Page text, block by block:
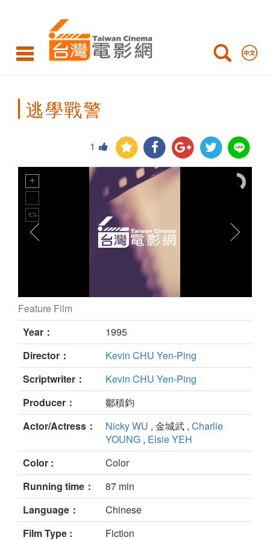
Taiwan
Cinema
逃學戰警
1
still
Feature Film
Year：
1995
Director：
Kevin CHU Yen-Ping
Scriptwriter：
Kevin CHU Yen-Ping
Producer：
鄒積鈞
Actor/Actress：
Nicky WU , 金城武 , Charlie
YOUNG , Elsie YEH
Color :
Color
Running time：
87 min
Language：
Chinese
Film Type :
Fiction